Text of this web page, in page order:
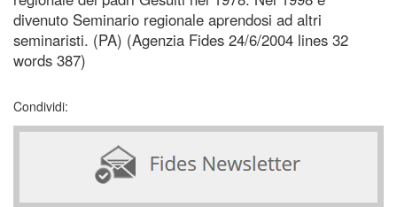
divenuto Seminario regionale aprendosi ad altri
seminaristi. (PA) (Agenzia Fides 24/6/2004 lines 32
words 387)
Condividi: